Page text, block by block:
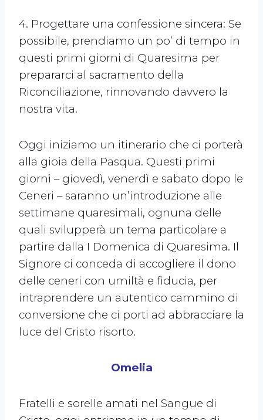
4. Progettare una confessione sincera: Se
possibile, prendiamo un po’ di tempo in
questi primi giorni di Quaresima per
prepararci al sacramento della
Riconciliazione, rinnovando davvero la
nostra vita.
Oggi iniziamo un itinerario che ci porterà
alla gioia della Pasqua. Questi primi
giorni – giovedì, venerdì e sabato dopo le
Ceneri – saranno un’introduzione alle
settimane quaresimali, ognuna delle
quali svilupperà un tema particolare a
partire dalla I Domenica di Quaresima. Il
Signore ci conceda di accogliere il dono
delle ceneri con umiltà e fiducia, per
intraprendere un autentico cammino di
conversione che ci porti ad abbracciare la
luce del Cristo risorto.
Omelia
Fratelli e sorelle amati nel Sangue di